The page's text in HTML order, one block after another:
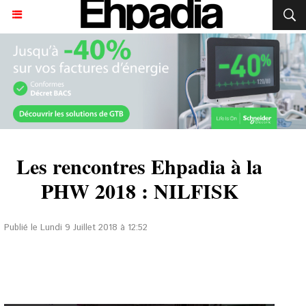
Les rencontres Ehpadia à la
PHW 2018 : NILFISK
Publié le Lundi 9 Juillet 2018 à 12:52